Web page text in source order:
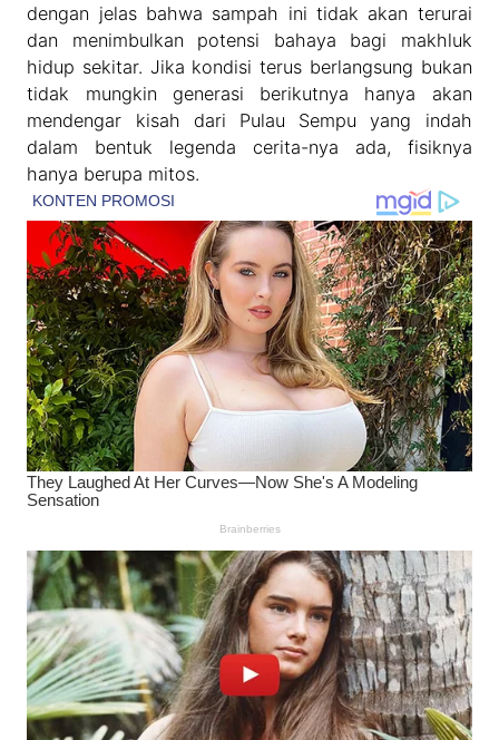
dengan jelas bahwa sampah ini tidak akan terurai
dan menimbulkan potensi bahaya bagi makhluk
hidup sekitar. Jika kondisi terus berlangsung bukan
tidak mungkin generasi berikutnya hanya akan
mendengar kisah dari Pulau Sempu yang indah
dalam bentuk legenda cerita-nya ada, fisiknya
hanya berupa mitos.